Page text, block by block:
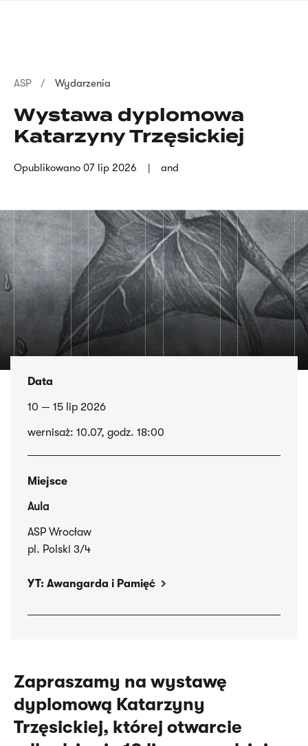
Ścieżka
nawigacyjna
ASP Wydarzenia
Wystawa dyplomowa
Katarzyny Trzęsickiej
Opublikowano 07 lip 2026 and
Data
10 — 15 lip 2026
wernisaż: 10.07, godz. 18:00
Miejsce
Aula
ASP Wrocław
pl. Polski 3/4
YT: Awangarda i Pamięć
Zapraszamy na wystawę
dyplomową Katarzyny
Trzęsickiej, której otwarcie